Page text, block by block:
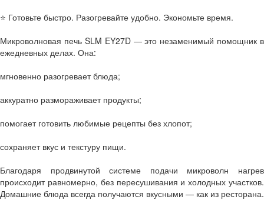
⭐ Готовьте быстро. Разогревайте удобно. Экономьте время.
Микроволновая печь SLM EY27D — это незаменимый помощник в
ежедневных делах. Она:
мгновенно разогревает блюда;
аккуратно размораживает продукты;
помогает готовить любимые рецепты без хлопот;
сохраняет вкус и текстуру пищи.
Благодаря продвинутой системе подачи микроволн нагрев
происходит равномерно, без пересушивания и холодных участков.
Домашние блюда всегда получаются вкусными — как из ресторана.